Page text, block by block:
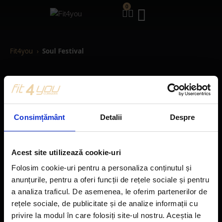
Consimțământ Detalii Despre
Acest site utilizează cookie-uri
Folosim cookie-uri pentru a personaliza conținutul și
anunțurile, pentru a oferi funcții de rețele sociale și pentru
a analiza traficul. De asemenea, le oferim partenerilor de
rețele sociale, de publicitate și de analize informații cu
privire la modul în care folosiți site-ul nostru. Aceștia le
0
Fit4you Soul Festival
Fit4You Dorobanti : Str Amman, Nr.23, (fosta Mierlei).
Demisol. Camera 2
: str. Aron Cotrus, nr. 20, sector 1, Bucuresti
Dorobanti: 0730.333.332